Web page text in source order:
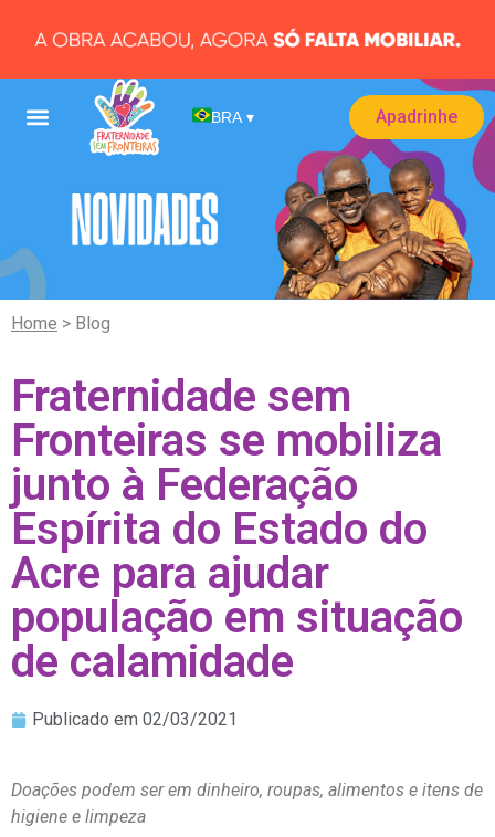
BRA ▾ Apadrinhe
Home > Blog
Fraternidade sem
Fronteiras se mobiliza
junto à Federação
Espírita do Estado do
Acre para ajudar
população em situação
de calamidade
Publicado em 02/03/2021
Doações podem ser em dinheiro, roupas, alimentos e itens de
higiene e limpeza